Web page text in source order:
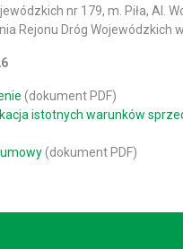
nr 179, m. Piła, Al.
Rejonu Dróg Wojewódzkich
(dokument PDF)
istotnych warunków
(dokument PDF)